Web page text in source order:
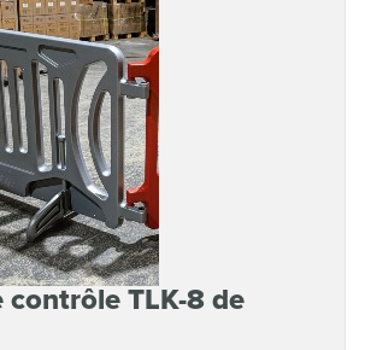
contrôle TLK-8 de